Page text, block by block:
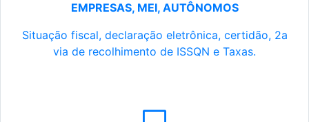
EMPRESAS, MEI, AUTÔNOMOS
Situação fiscal, declaração eletrônica, certidão, 2a
via de recolhimento de ISSQN e Taxas.